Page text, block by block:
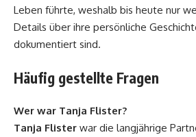
Leben führte, weshalb bis heute nur
Details über ihre persönliche
dokumentiert sind.
Häufig gestellte Fragen
Wer war Tanja Flister?
Tanja Flister war die langjährige